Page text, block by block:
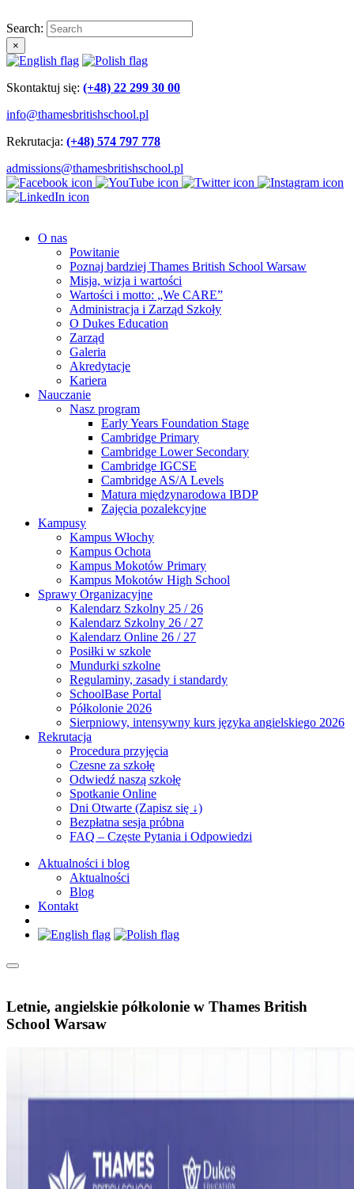
Search:
×
Skontaktuj się: (+48) 22 299 30 00
info@thamesbritishschool.pl
Rekrutacja: (+48) 574 797 778
admissions@thamesbritishschool.pl
O nas
Powitanie
Poznaj bardziej Thames British School Warsaw
Misja, wizja i wartości
Wartości i motto: „We CARE”
Administracja i Zarząd Szkoły
O Dukes Education
Zarząd
Galeria
Akredytacje
Kariera
Nauczanie
Nasz program
Early Years Foundation Stage
Cambridge Primary
Cambridge Lower Secondary
Cambridge IGCSE
Cambridge AS/A Levels
Matura międzynarodowa IBDP
Zajęcia pozalekcyjne
Kampusy
Kampus Włochy
Kampus Ochota
Kampus Mokotów Primary
Kampus Mokotów High School
Sprawy Organizacyjne
Kalendarz Szkolny 25 / 26
Kalendarz Szkolny 26 / 27
Kalendarz Online 26 / 27
Posiłki w szkole
Mundurki szkolne
Regulaminy, zasady i standardy
SchoolBase Portal
Półkolonie 2026
Sierpniowy, intensywny kurs języka angielskiego 2026
Rekrutacja
Procedura przyjęcia
Czesne za szkołę
Odwiedź naszą szkołę
Spotkanie Online
Dni Otwarte (Zapisz się ↓)
Bezpłatna sesja próbna
FAQ – Częste Pytania i Odpowiedzi
Aktualności i blog
Aktualności
Blog
Kontakt
Letnie, angielskie półkolonie w Thames British
School Warsaw